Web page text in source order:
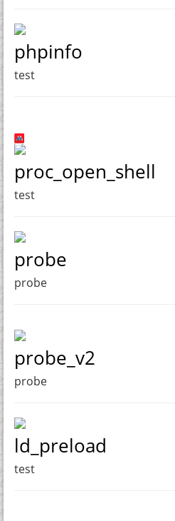
phpinfo
test
proc_open_shell
test
probe
probe
probe_v2
probe
ld_preload
test